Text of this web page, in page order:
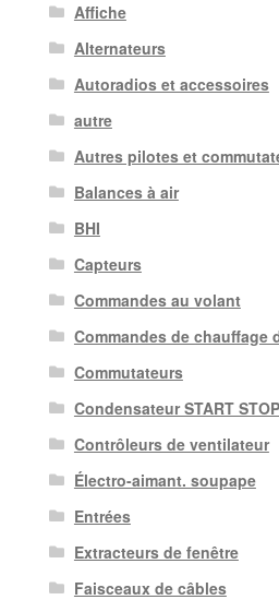
Affiche
Alternateurs
Autoradios et accessoires
autre
Autres pilotes et
Balances à air
BHI
Capteurs
Commandes au volant
Commandes de chauffage
Commutateurs
Condensateur START STOP
Contrôleurs de ventilateur
Électro-aimant. soupape
Entrées
Extracteurs de fenêtre
Faisceaux de câbles